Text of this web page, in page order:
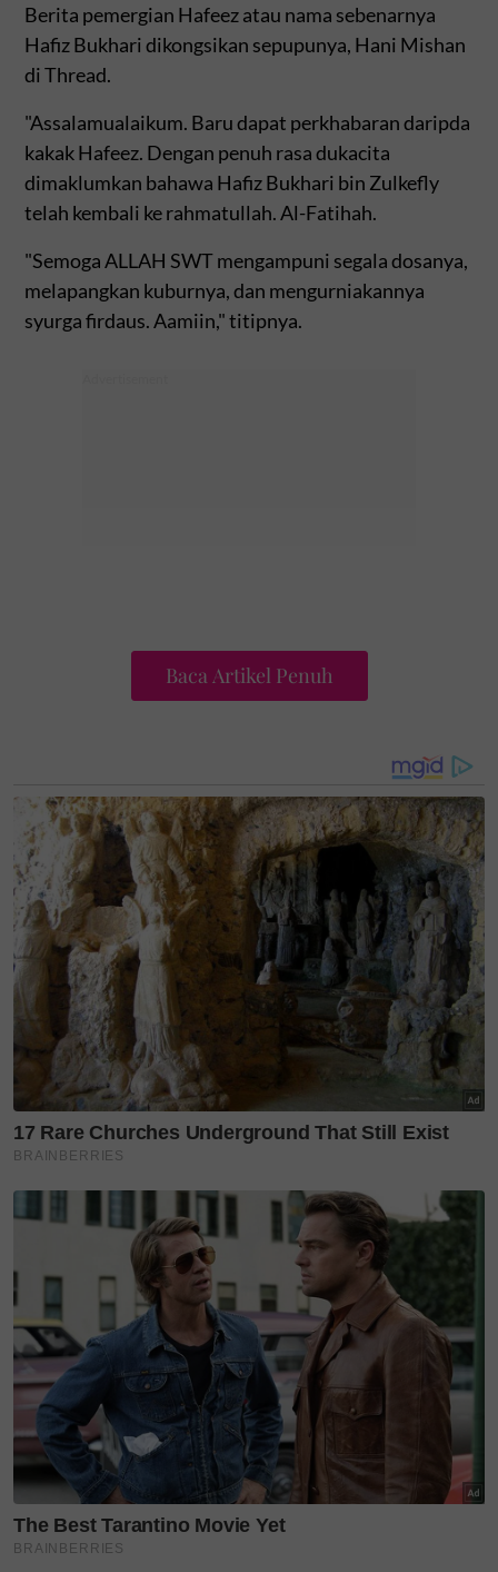
Berita pemergian Hafeez atau nama sebenarnya
Hafiz Bukhari dikongsikan sepupunya, Hani Mishan
di Thread.
"Assalamualaikum. Baru dapat perkhabaran daripda
kakak Hafeez. Dengan penuh rasa dukacita
dimaklumkan bahawa Hafiz Bukhari bin Zulkefly
telah kembali ke rahmatullah. Al-Fatihah.
"Semoga ALLAH SWT mengampuni segala dosanya,
melapangkan kuburnya, dan mengurniakannya
syurga firdaus. Aamiin," titipnya.
Sementara itu, pelakon dan hos audio siar
Borak
Dalam Galley, Zarul Umbrella turut berkongsi
hantaran hiba.
"Selamat jalan sahabat, semoga ALLAH SWT
mencucuri rahmat ke atas rohnya. Menempatkan
Fatihah," coret Zarul.
Baca Artikel Penuh